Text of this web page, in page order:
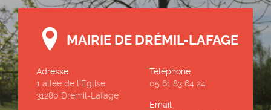
MAIRIE DE DRÉMIL-LAFAGE
Adresse
1 allée de l’Église,
31280 Drémil-Lafage
Téléphone
05 61 83 64 24
Email